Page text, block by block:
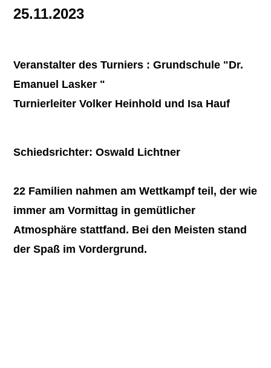
25.11.2023
Veranstalter des Turniers : Grundschule "Dr.
Emanuel Lasker "
Turnierleiter Volker Heinhold und Isa Hauf
Schiedsrichter: Oswald Lichtner
22 Familien nahmen am Wettkampf teil, der wie
immer am Vormittag in gemütlicher
Atmosphäre stattfand. Bei den Meisten stand
der Spaß im Vordergrund.